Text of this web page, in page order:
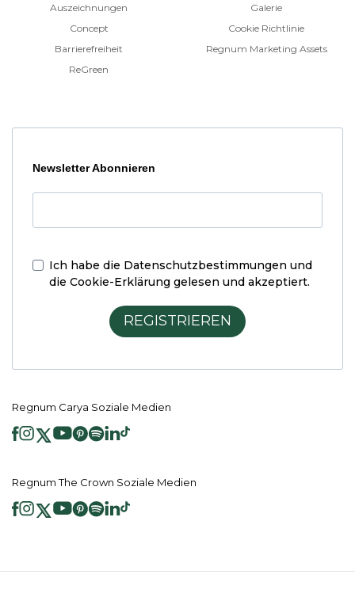
Auszeichnungen
Concept
Barrierefreiheit
ReGreen
Galerie
Cookie Richtlinie
Regnum Marketing Assets
Newsletter Abonnieren
Ich habe die Datenschutzbestimmungen und
die Cookie-Erklärung gelesen und akzeptiert.
REGISTRIEREN
Regnum Carya Soziale Medien
Regnum The Crown Soziale Medien